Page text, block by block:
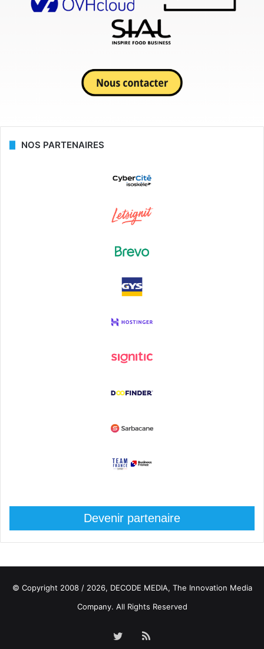
NOS PARTENAIRES
Devenir partenaire
© Copyright 2008 / 2026, DECODE MEDIA, The Innovation Media
Company. All Rights Reserved
TwitterRSS